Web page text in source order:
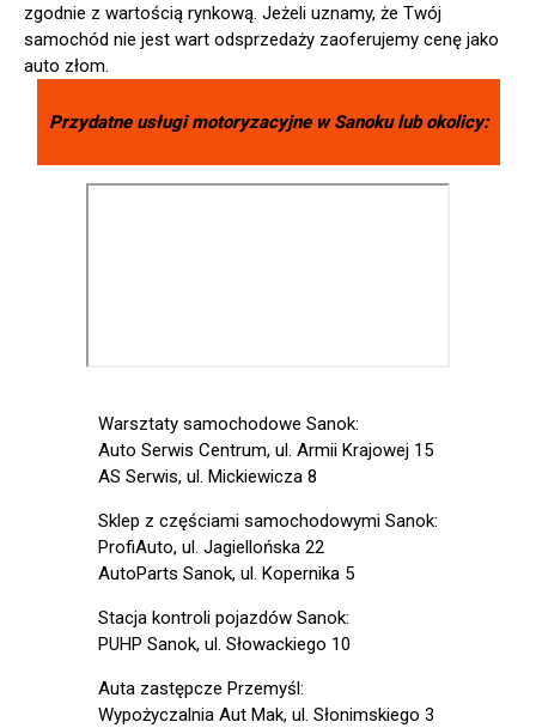
zgodnie z wartością rynkową. Jeżeli uznamy, że Twój
samochód nie jest wart odsprzedaży zaoferujemy cenę jako
auto złom.
Przydatne usługi motoryzacyjne wSanokulub okolicy:
Warsztaty samochodowe Sanok:
Auto Serwis Centrum, ul. Armii Krajowej 15
AS Serwis, ul. Mickiewicza 8
Sklep z częściami samochodowymi Sanok:
ProfiAuto, ul. Jagiellońska 22
AutoParts Sanok, ul. Kopernika 5
Stacja kontroli pojazdów Sanok:
PUHP Sanok, ul. Słowackiego 10
Auta zastępcze Przemyśl:
Wypożyczalnia Aut Mak, ul. Słonimskiego 3